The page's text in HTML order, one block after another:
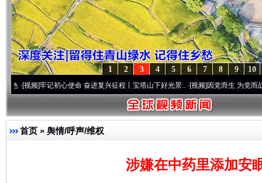
10
9
8
7
6
5
4
3
2
1
牢记初心使命 奋进复兴征程丨宝塔山下好光景..·[视频]因党而生 为党而战——百年“
首页 » 舆情/呼声/维权
涉嫌在中药里添加安